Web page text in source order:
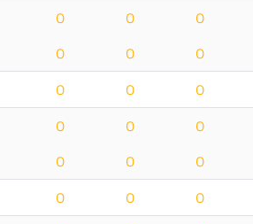
0 0 0
0 0 0
0 0 0
0 0 0
0 0 0
0 0 0